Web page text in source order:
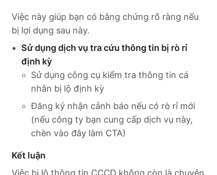
Việc này giúp bạn có bằng chứng rõ ràng nếu
bị lợi dụng sau này.
Sử dụng dịch vụ tra cứu thông tin bị rò rỉ
định kỳ
Sử dụng công cụ kiểm tra thông tin cá
nhân bị lộ định kỳ
Đăng ký nhận cảnh báo nếu có rò rỉ mới
(nếu công ty bạn cung cấp dịch vụ này,
chèn vào đây làm CTA)
Kết luận
Việc bị lộ thông tin CCCD không còn là chuyện